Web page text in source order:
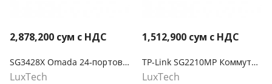
2,878,200 сум с НДС
SG3428X Omada 24‑портовый гигабитный управляемый коммутатор L2+ с 4 SFP+ слотами 10G
LuxTech
1,512,900 сум с НДС
TP-Link SG2210MP Коммутатор Smart линейки Omada с 8 гигабитными портами PoE+ и 2 портами SFP
LuxTech